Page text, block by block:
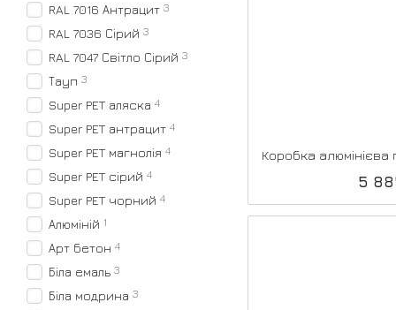
5
RAL 7016 Антрацит 3
RAL 7036 Сірий 3
RAL 7047 Світло Сірий 3
Тауп 3
Super PET аляска 4
Super PET антрацит 4
Super PET магнолія 4
Super PET сірий 4
Super PET чорний 4
Алюміній 1
Арт бетон 4
Біла емаль 3
Біла модрина 3